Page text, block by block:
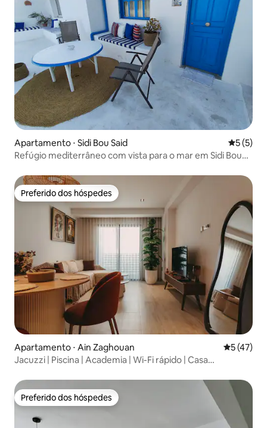
Apartamento ⋅ Sidi Bou Said 5 de
5 (5)
Refúgio mediterrâneo com vista para o mar em Sidi Bou
Preferido dos hóspedes
Preferido dos hóspedes
Apartamento ⋅ Ain Zaghouan 5 de uma
5 (47)
Jacuzzi | Piscina | Academia | Wi-Fi rápido | Casa
Preferido dos hóspedes
Preferido dos hóspedes